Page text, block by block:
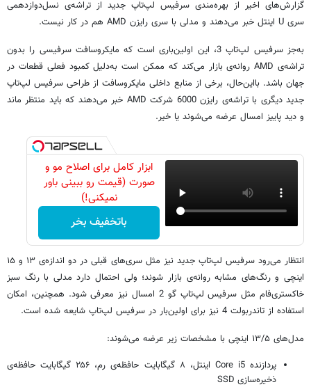
گزارش‌های اخیر از بهره‌مندی سرفیس لپ‌تاپ جدید از تراشه‌ی نسل‌دوازدهمی
سری U اینتل خبر می‌دهند و مدلی با سری رایزن AMD هم در کار نیست.
به‌جز سرفیس لپ‌تاپ 3، این اولین‌باری است که مایکروسافت سرفیسی را بدون
تراشه‌ی AMD روانه‌ی بازار می‌کند که ممکن است به‌دلیل کمبود فعلی قطعات در
جهان باشد. بااین‌حال، برخی از منابع داخلی مایکروسافت از طراحی سرفیس لپ‌تاپ
جدید دیگری با تراشه‌ی رایزن 6000 شرکت AMD خبر می‌دهند که باید منتظر ماند
و دید پاییز امسال عرضه می‌شوند یا خیر.
ابزار کامل برای اصلاح مو و
صورت (قیمت رو ببینی باور
نمیکنی!)
باتخفیف بخر
انتظار می‌رود سرفیس لپ‌تاپ جدید نیز مثل سری‌های قبلی در دو اندازه‌ی ۱۳ و ۱۵
اینچی و رنگ‌های مشابه روانه‌ی بازار شوند؛ ولی احتمال دارد مدلی با رنگ سبز
خاکستری‌فام مثل سرفیس لپ‌تاپ گو 2 امسال نیز معرفی شود. همچنین، امکان
استفاده از تاندربولت 4 نیز برای اولین‌بار در سرفیس لپ‌تاپ شایعه شده است.
مدل‌های ۱۳/۵ اینچی با مشخصات زیر عرضه می‌شوند:
پردازنده Core i5 اینتل، ۸ گیگابایت حافظه‌ی رم، ۲۵۶ گیگابایت حافظه‌ی
ذخیره‌سازی SSD